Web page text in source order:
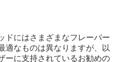
ドにはさまざまなフレーバー
適なものは異なりますが、以
ーに支持されているお勧めの